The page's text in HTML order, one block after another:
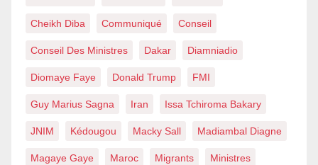
Cheikh Diba Communiqué Conseil
Conseil Des Ministres Dakar Diamniadio
Diomaye Faye Donald Trump FMI
Guy Marius Sagna Iran Issa Tchiroma Bakary
JNIM Kédougou Macky Sall Madiambal Diagne
Magaye Gaye Maroc Migrants Ministres